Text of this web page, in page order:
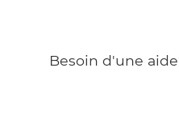
Besoin d'une